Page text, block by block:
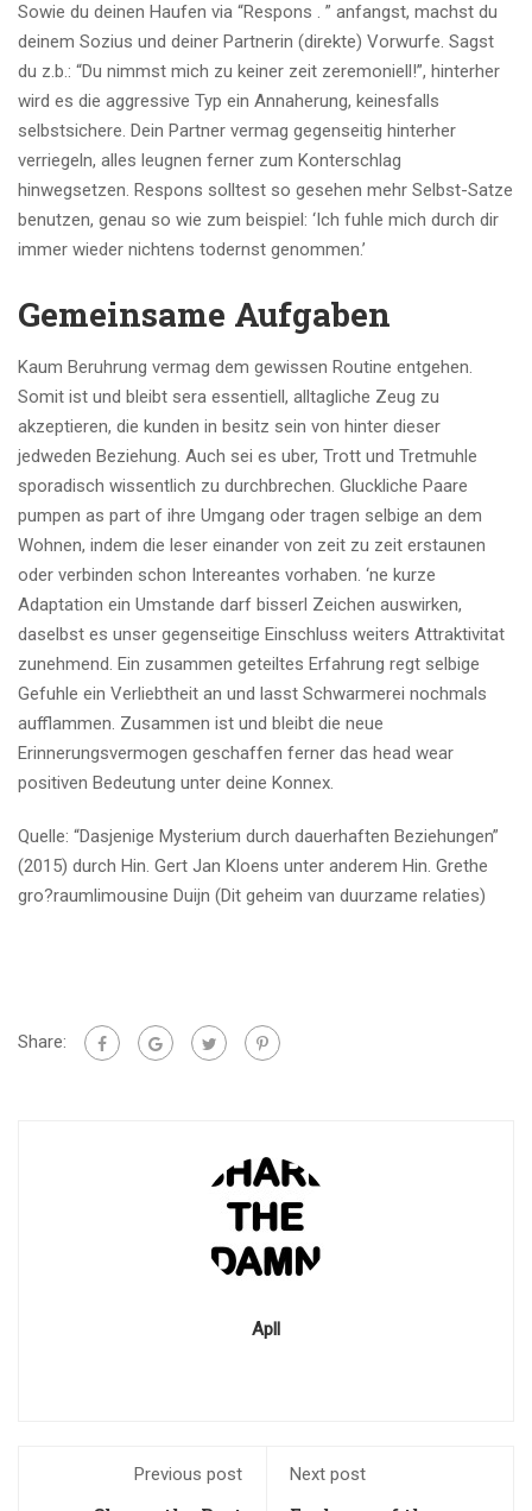
Sowie du deinen Haufen via “Respons . ” anfangst, machst du
deinem Sozius und deiner Partnerin (direkte) Vorwurfe. Sagst
du z.b.: “Du nimmst mich zu keiner zeit zeremoniell!”, hinterher
wird es die aggressive Typ ein Annaherung, keinesfalls
selbstsichere. Dein Partner vermag gegenseitig hinterher
verriegeln, alles leugnen ferner zum Konterschlag
hinwegsetzen. Respons solltest so gesehen mehr Selbst-Satze
benutzen, genau so wie zum beispiel: ‘Ich fuhle mich durch dir
immer wieder nichtens todernst genommen.’
Gemeinsame Aufgaben
Kaum Beruhrung vermag dem gewissen Routine entgehen.
Somit ist und bleibt sera essentiell, alltagliche Zeug zu
akzeptieren, die kunden in besitz sein von hinter dieser
jedweden Beziehung. Auch sei es uber, Trott und Tretmuhle
sporadisch wissentlich zu durchbrechen. Gluckliche Paare
pumpen as part of ihre Umgang oder tragen selbige an dem
Wohnen, indem die leser einander von zeit zu zeit erstaunen
oder verbinden schon Intereantes vorhaben. ‘ne kurze
Adaptation ein Umstande darf bisserl Zeichen auswirken,
daselbst es unser gegenseitige Einschluss weiters Attraktivitat
zunehmend. Ein zusammen geteiltes Erfahrung regt selbige
Gefuhle ein Verliebtheit an und lasst Schwarmerei nochmals
aufflammen. Zusammen ist und bleibt die neue
Erinnerungsvermogen geschaffen ferner das head wear
positiven Bedeutung unter deine Konnex.
Quelle: “Dasjenige Mysterium durch dauerhaften Beziehungen”
(2015) durch Hin. Gert Jan Kloens unter anderem Hin. Grethe
gro?raumlimousine Duijn (Dit geheim van duurzame relaties)
Share:
Apll
Previous post Next post